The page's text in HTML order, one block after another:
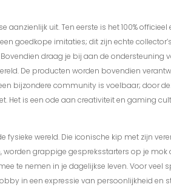
uit. Ten eerste is het 100%
goedkope imitaties; dit zijn echte
draag je bij aan de ondersteuning
De producten worden bovendien
bijzondere community is voelbaar; door
Het is een ode aan creativiteit en gaming
wereld. Die iconische kip met zijn
grappige gespreksstarters op je
te nemen in je dagelijkse leven. Voor veel
in een expressie van persoonlijkheid